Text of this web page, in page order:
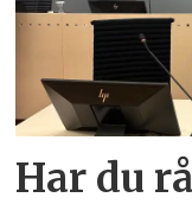
Har du